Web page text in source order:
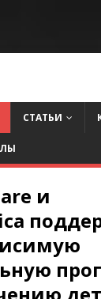
СТАТЬИ
и